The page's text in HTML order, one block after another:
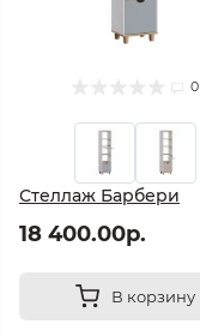
0
Стеллаж Барбери
18 400.00р.
В корзину